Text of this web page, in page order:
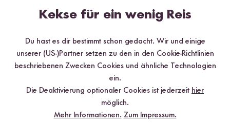
*Das Digitale Rezeptbuch wird dir nach vollständiger Anmeldung zum Newsletter
Kekse für ein wenig Reis
Du hast es dir bestimmt schon gedacht. Wir und einige
unserer (US-)Partner setzen zu den in den Cookie-Richtlinien
beschriebenen Zwecken Cookies und ähnliche Technologien
ein.
Die Deaktivierung optionaler Cookies ist jederzeit hier
möglich.
Mehr Informationen. Zum Impressum.